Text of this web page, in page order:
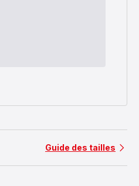
Guide des tailles